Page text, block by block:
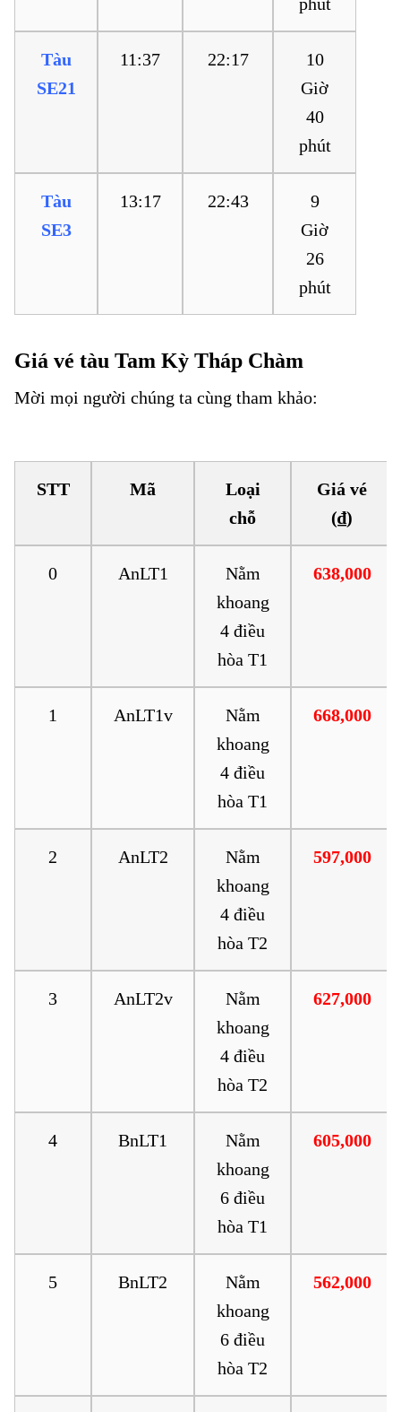
Tàu
SE21
11:37 22:17
10
Giờ
40
phút
Tàu
SE3
13:17 22:43
9
Giờ
26
phút
Giá vé tàu Tam Kỳ Tháp Chàm
Mời mọi người chúng ta cùng tham khảo:
STT Mã
Loại
chỗ
Giá vé
(₫)
0 AnLT1
Nằm
khoang
4 điều
hòa T1
638,000
1 AnLT1v
Nằm
khoang
4 điều
hòa T1
668,000
2 AnLT2
Nằm
khoang
4 điều
hòa T2
597,000
3 AnLT2v
Nằm
khoang
4 điều
hòa T2
627,000
4 BnLT1
Nằm
khoang
6 điều
hòa T1
605,000
5 BnLT2
Nằm
khoang
6 điều
hòa T2
562,000